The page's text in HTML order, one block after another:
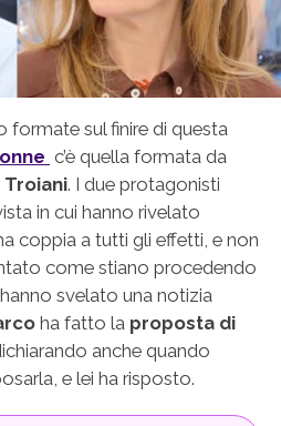
formate sul finire di questa
c’è quella formata da
Troiani. I due protagonisti
in cui hanno rivelato
coppia a tutti gli effetti, e non
come stiano procedendo
svelato una notizia
ha fatto la proposta di
anche quando
e lei ha risposto.